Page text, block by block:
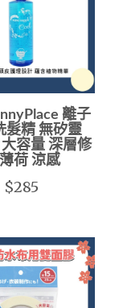
離子
髮精 無矽靈
容量 深層修
荷 涼感
$285